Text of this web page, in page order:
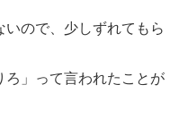
ので、少しずれてもら
ろ」って言われたことが